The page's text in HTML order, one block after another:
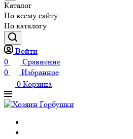
Каталог
По всему сайту
По каталогу
Войти
0
Сравнение
0
Избранное
0 Корзина